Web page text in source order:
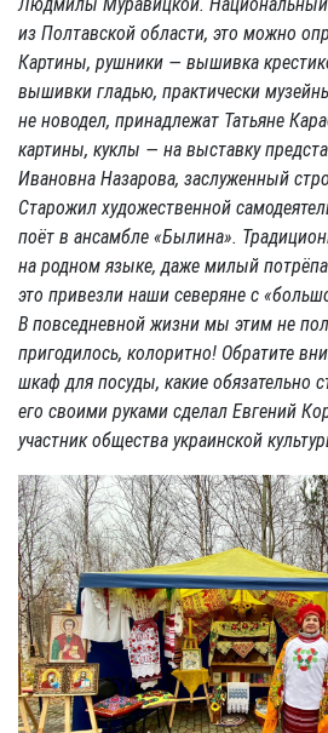
из Полтавской области, это можно
Картины, рушники — вышивка
вышивки гладью, практически
не новодел, принадлежат Татьяне
картины, куклы — на выставку
Ивановна Назарова, заслуженный
Старожил художественной
поёт в ансамбле «Былина».
на родном языке, даже милый
это привезли наши северяне с
В повседневной жизни мы этим не
пригодилось, колоритно! Обратите
шкаф для посуды, какие обязательно
его своими руками сделал Евгений
участник общества украинской